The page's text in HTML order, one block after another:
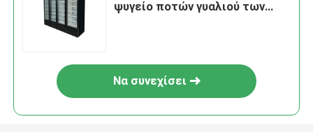
ψυγείο ποτών γυαλιού των
Να συνεχίσει